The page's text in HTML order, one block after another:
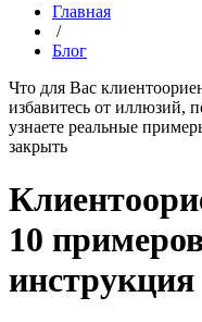
Главная
/
Блог
Что для Вас
избавитесь от иллюзий,
узнаете реальные
закрыть
10
инструкция